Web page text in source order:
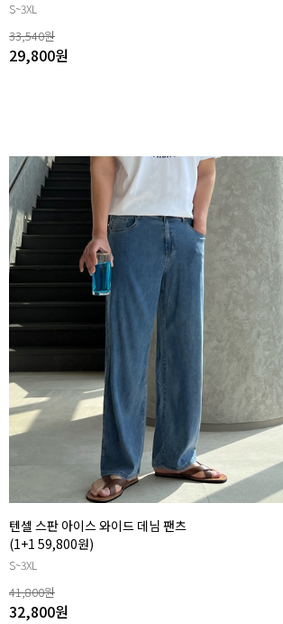
S~3XL
33,540원
29,800원
텐셀 스판 아이스 와이드 데님 팬츠
(1+1 59,800원)
S~3XL
41,800원
32,800원